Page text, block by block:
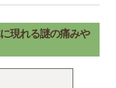
現れる謎の痛みや